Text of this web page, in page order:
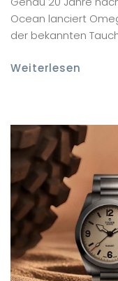
Ocean lanciert
der bekannten
Weiterlesen